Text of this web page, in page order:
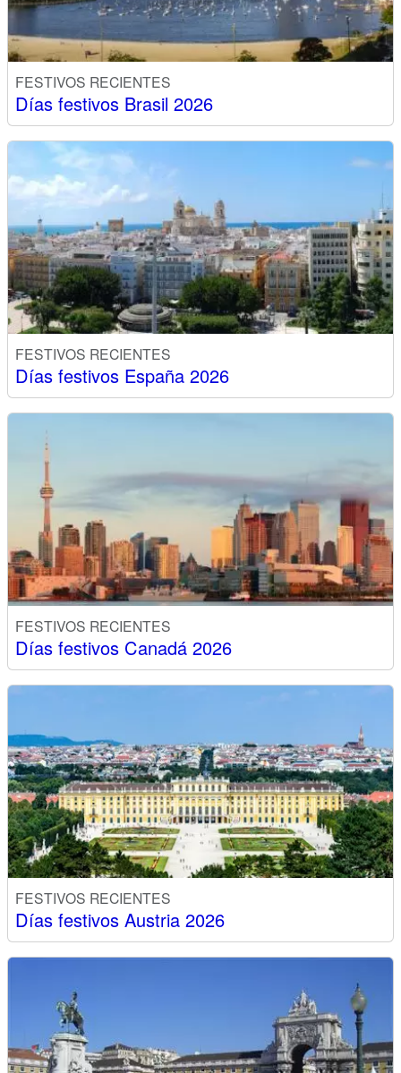
FESTIVOS RECIENTES
Días festivos Brasil 2026
FESTIVOS RECIENTES
Días festivos España 2026
FESTIVOS RECIENTES
Días festivos Canadá 2026
FESTIVOS RECIENTES
Días festivos Austria 2026